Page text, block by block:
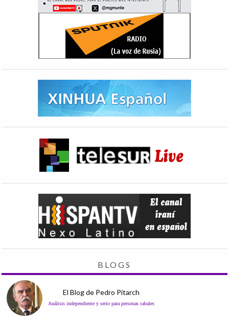
BLOGS
El Blog de Pedro Pitarch
Análisis independiente y serio para personas cabales